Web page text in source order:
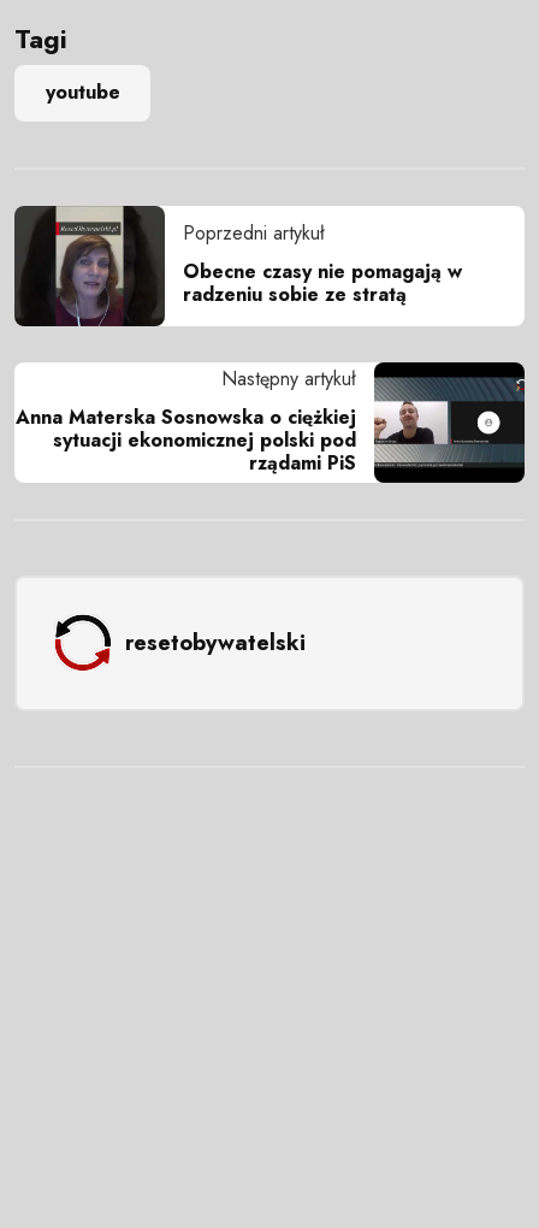
Tagi
youtube
Poprzedni artykuł
Obecne czasy nie pomagają w
radzeniu sobie ze stratą
Następny artykuł
Anna Materska Sosnowska o ciężkiej
sytuacji ekonomicznej polski pod
rządami PiS
resetobywatelski